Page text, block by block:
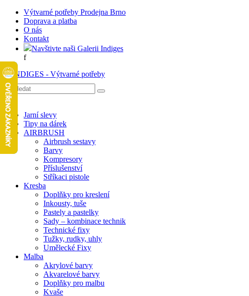
Výtvarné potřeby Prodejna Brno
Doprava a platba
O nás
Kontakt
Navštivte naši Galerii Indiges
f
Jarní slevy
Tipy na dárek
AIRBRUSH
Airbrush sestavy
Barvy
Kompresory
Příslušenství
Stříkaci pistole
Kresba
Doplňky pro kreslení
Inkousty, tuše
Pastely a pastelky
Sady – kombinace technik
Technické fixy
Tužky, rudky, uhly
Umělecké Fixy
Malba
Akrylové barvy
Akvarelové barvy
Doplňky pro malbu
Kvaše